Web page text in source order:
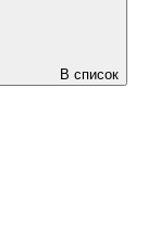
В список